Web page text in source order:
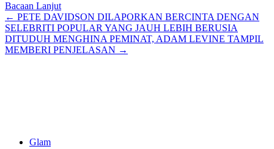
Bacaan Lanjut
Posts
navigation
← PETE DAVIDSON DILAPORKAN BERCINTA DENGAN
SELEBRITI POPULAR YANG JAUH LEBIH BERUSIA
DITUDUH MENGHINA PEMINAT, ADAM LEVINE TAMPIL
MEMBERI PENJELASAN →
Glam